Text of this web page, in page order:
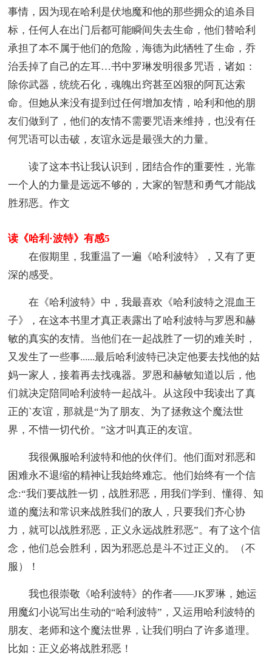
事情，因为现在哈利是伏地魔和他的那些拥众的追杀目
标，任何人在出门后都可能瞬间失去生命，他们替哈利
承担了本不属于他们的危险，海德为此牺牲了生命，乔
治丢掉了自己的左耳…书中罗琳发明很多咒语，诸如：
除你武器，统统石化，魂魄出窍甚至凶狠的阿瓦达索
命。但她从来没有提到过任何增加友情，哈利和他的朋
友们做到了，他们的友情不需要咒语来维持，也没有任
何咒语可以击破，友谊永远是最强大的力量。
读了这本书让我认识到，团结合作的重要性，光靠
一个人的力量是远远不够的，大家的智慧和勇气才能战
胜邪恶。作文
读《哈利·波特》有感5
在假期里，我重温了一遍《哈利波特》，又有了更
深的感受。
在《哈利波特》中，我最喜欢《哈利波特之混血王
子》，在这本书里才真正表露出了哈利波特与罗恩和赫
敏的真实的友情。当他们在一起战胜了一切的难关时，
又发生了一些事......最后哈利波特已决定他要去找他的姑
妈一家人，接着再去找魂器。罗恩和赫敏知道以后，他
们就决定陪同哈利波特一起战斗。从这段中我读出了真
正的`友谊，那就是“为了朋友、为了拯救这个魔法世
界，不惜一切代价。”这才叫真正的友谊。
我很佩服哈利波特和他的伙伴们。他们面对邪恶和
困难永不退缩的精神让我始终难忘。他们始终有一个信
念:“我们要战胜一切，战胜邪恶，用我们学到、懂得、知
道的魔法和常识来战胜我们的敌人，只要我们齐心协
力，就可以战胜邪恶，正义永远战胜邪恶”。有了这个信
念，他们总会胜利，因为邪恶总是斗不过正义的。（不
服）！
我也很崇敬《哈利波特》的作者——JK罗琳，她运
用魔幻小说写出生动的“哈利波特”，又运用哈利波特的
朋友、老师和这个魔法世界，让我们明白了许多道理。
比如：正义必将战胜邪恶！